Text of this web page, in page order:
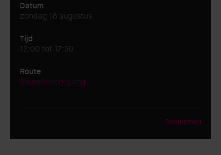
Datum
zondag 16 augustus
Tijd
12:00 tot 17:30
Route
Routebeschrijving
Deelnemen